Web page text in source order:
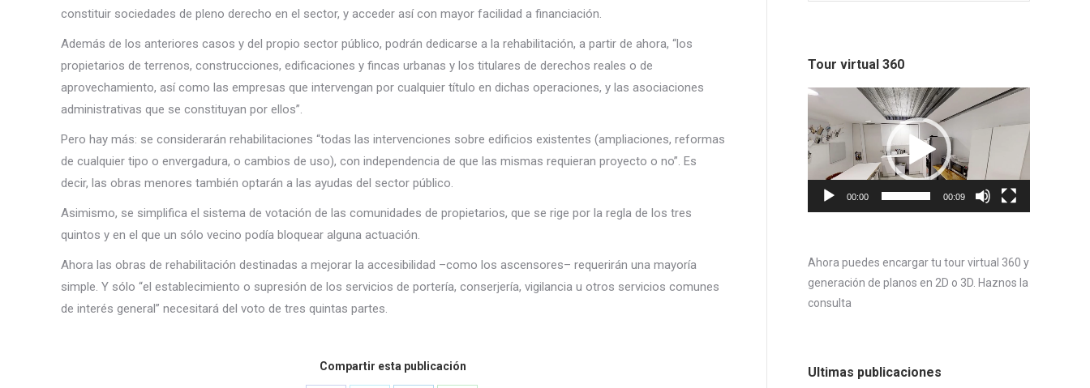
constituir sociedades de pleno derecho en el sector, y acceder así con mayor facilidad a financiación.
Además de los anteriores casos y del propio sector público, podrán dedicarse a la rehabilitación, a partir de ahora, “los
propietarios de terrenos, construcciones, edificaciones y fincas urbanas y los titulares de derechos reales o de
aprovechamiento, así como las empresas que intervengan por cualquier título en dichas operaciones, y las asociaciones
administrativas que se constituyan por ellos”.
Pero hay más: se considerarán rehabilitaciones “todas las intervenciones sobre edificios existentes (ampliaciones, reformas
de cualquier tipo o envergadura, o cambios de uso), con independencia de que las mismas requieran proyecto o no”. Es
decir, las obras menores también optarán a las ayudas del sector público.
Asimismo, se simplifica el sistema de votación de las comunidades de propietarios, que se rige por la regla de los tres
quintos y en el que un sólo vecino podía bloquear alguna actuación.
Ahora las obras de rehabilitación destinadas a mejorar la accesibilidad –como los ascensores– requerirán una mayoría
simple. Y sólo “el establecimiento o supresión de los servicios de portería, conserjería, vigilancia u otros servicios comunes
de interés general” necesitará del voto de tres quintas partes.
Compartir esta publicación
Tour virtual 360
Reproductor
vídeo
00:00 00:09
Ahora puedes encargar tu tour virtual 360 y
generación de planos en 2D o 3D. Haznos la
consulta
Ultimas publicaciones